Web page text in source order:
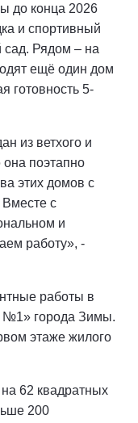
до конца 2026
и спортивный
сад. Рядом – на
ещё один дом
готовность 5-
из ветхого и
поэтапно
этих домов с
с
и
работу», -
работы в
города Зимы.
этаже жилого
62 квадратных
200